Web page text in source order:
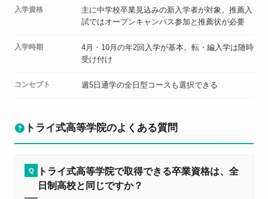
入学資格
主に中学校卒業見込みの新入学者が対象。推薦入
試ではオープンキャンパス参加と推薦状が必要
入学時期
4月・10月の年2回入学が基本。転・編入学は随時
受け付け
コンセプト 週5日通学の全日型コースも選択できる
トライ式高等学院のよくある質問
Q
トライ式高等学院で取得できる卒業資格は、全
日制高校と同じですか？